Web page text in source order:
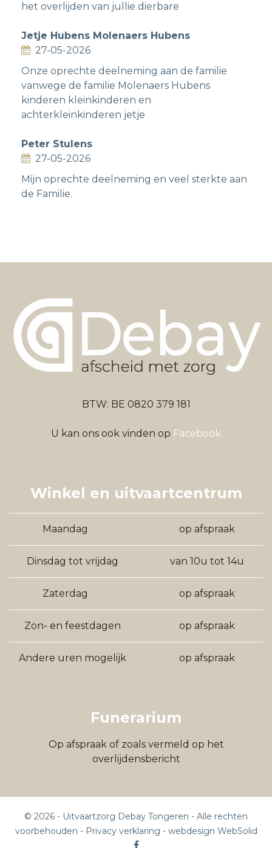
het overlijden van jullie dierbare
Jetje Hubens Molenaers Hubens
27-05-2026
Onze oprechte deelneming aan de familie
vanwege de familie Molenaers Hubens
kinderen kleinkinderen en
achterkleinkinderen jetje
Peter Stulens
27-05-2026
Mijn oprechte deelneming en veel sterkte aan
de Familie.
BTW: BE 0820 379 181
U kan ons ook vinden op Facebook
Winkel en uitvaartcentrum
Maandag op afspraak
Dinsdag tot vrijdag van 10u tot 14u
Zaterdag op afspraak
Zon- en feestdagen op afspraak
Andere uren mogelijk op afspraak
Funerarium
Op afspraak of zoals vermeld op het
overlijdensbericht
© 2026 - Uitvaartzorg Debay Tongeren - Alle rechten
voorbehouden - Privacy verklaring - webdesign WebSolid